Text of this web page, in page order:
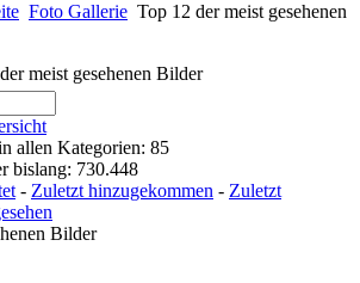
Foto Gallerie Top 12 der meist gesehenen
meist gesehenen Bilder
allen Kategorien: 85
bislang: 730.448
- Zuletzt hinzugekommen - Zuletzt
Bilder